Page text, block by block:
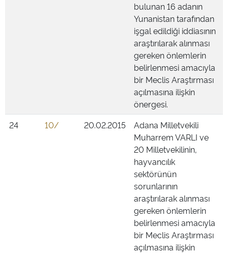
bulunan 16 adanın
Yunanistan tarafından
işgal edildiği iddiasının
araştırılarak alınması
gereken önlemlerin
belirlenmesi amacıyla
bir Meclis Araştırması
açılmasına ilişkin
önergesi.
24
10/ 20.02.2015
Adana Milletvekili
Muharrem VARLI ve
20 Milletvekilinin,
hayvancılık
sektörünün
sorunlarının
araştırılarak alınması
gereken önlemlerin
belirlenmesi amacıyla
bir Meclis Araştırması
açılmasına ilişkin